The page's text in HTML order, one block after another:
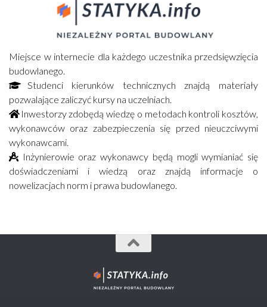
Miejsce w internecie dla każdego uczestnika przedsięwzięcia
budowlanego.
Studenci kierunków technicznych znajdą materiały
pozwalające zaliczyć kursy na uczelniach.
Inwestorzy zdobędą wiedzę o metodach kontroli kosztów,
wykonawców oraz zabezpieczenia się przed nieuczciwymi
wykonawcami.
Inżynierowie oraz wykonawcy będą mogli wymianiać się
doświadczeniami i wiedzą oraz znajdą informacje o
nowelizacjach norm i prawa budowlanego.